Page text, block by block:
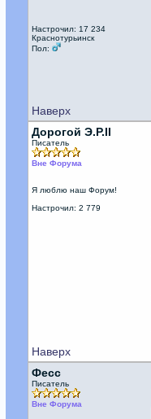
Настрочил: 17 234
Краснотурьинск
Пол:
Наверх
Дорогой Э.Р.II
Писатель
Вне Форума
Я люблю наш Форум!
Настрочил: 2 779
Наверх
Фесс
Писатель
Вне Форума